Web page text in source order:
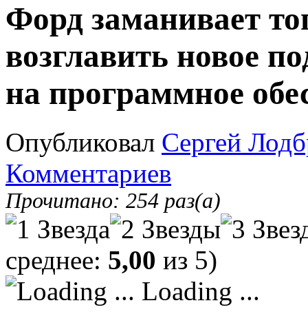
Форд заманивает
возглавить новое
на программное
Опубликовал Сергей
Комментариев
Прочитано: 254 раз(а)
среднее: 5,00 из 5)
Loading ...